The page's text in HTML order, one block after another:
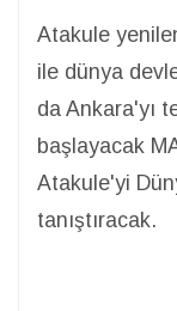
Atakule
ile dünya
da Ankara'yı
başlayacak
Atakule'yi
tanıştıracak.